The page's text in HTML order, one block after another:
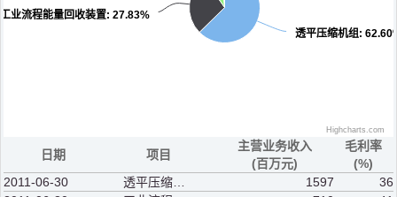
透平压缩机组:
工业流程能量回收装置: 27.83%
Highcharts.com
日期 项目
主营业务收入
(百万元)
毛利率
(%)
2011-06-30
1597
36